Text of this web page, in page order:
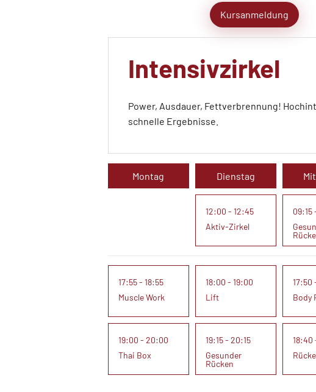
Kursanmeldung
Intensivzirkel
Power, Ausdauer, Fettverbrennung!
schnelle Ergebnisse.
Montag Dienstag
12:00 - 12:45
Aktiv-Zirkel
09:15
17:55 - 18:55
Muscle Work
19:00 - 20:00
Thai Box
18:00 - 19:00
Lift
19:15 - 20:15
Gesunder
Rücken
17:50
Body
18:40